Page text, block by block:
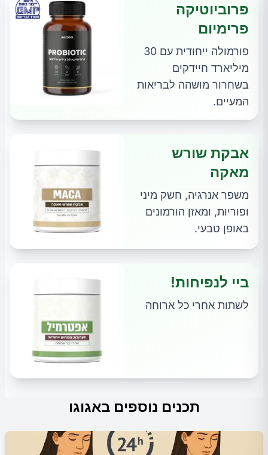
פרוביוטיקה
פרימיום
פורמולה ייחודית עם 30
מיליארד חיידקים
בשחרור מושהה לבריאות
המעיים.
אבקת שורש
מאקה
משפר אנרגיה, חשק מיני
ופוריות, ומאזן הורמונים
באופן טבעי.
ביי לנפיחות!
לשתות אחרי כל ארוחה
תכנים נוספים באגוגו